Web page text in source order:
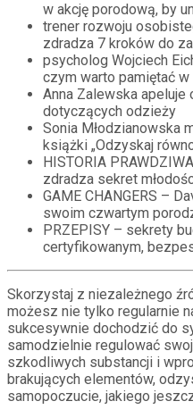
w akcję porodową, by
trener rozwoju
zdradza 7 kroków do
psycholog Wojciech
czym warto pamiętać
Anna Zalewska apeluje
dotyczących odzieży
Sonia Młodzianowska
książki „Odzyskaj
HISTORIA
zdradza sekret
GAME CHANGERS –
swoim czwartym
PRZEPISY – sekrety
certyfikowanym,
Skorzystaj z niezależnego
możesz nie tylko regularnie
sukcesywnie dochodzić do
samodzielnie regulować
szkodliwych substancji i
brakujących elementów,
samopoczucie, jakiego